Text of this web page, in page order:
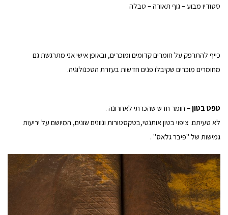
סטודיו מבוע – גוף תאורה – טבלה
כייף להתרפק על חומרים קדומים ומוכרים, ובאופן אישי אני מתרגשת גם
מחומרים מוכרים שקיבלו פנים חדשות בעזרת הטכנולוגיה.
טפט בטון– חומר חדש שהכרתי לאחרונה .
לא טעיתם. ציפוי בטון אותנטי,בטקסטורות וגוונים שונים, המיושם על יריעות
גמישות של "פיבר גלאס" .